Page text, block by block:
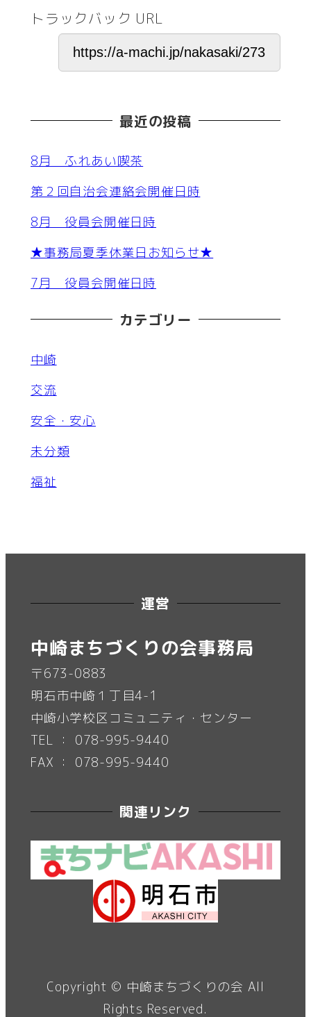
トラックバック URL
最近の投稿
8月 ふれあい喫茶
第２回自治会連絡会開催日時
8月 役員会開催日時
★事務局夏季休業日お知らせ★
7月 役員会開催日時
カテゴリー
中崎
交流
安全・安心
未分類
福祉
運営
中崎まちづくりの会事務局
〒673-0883
明石市中崎１丁目4-1
中崎小学校区コミュニティ・センター
TEL ： 078-995-9440
FAX ： 078-995-9440
関連リンク
Copyright © 中崎まちづくりの会 All
Rights Reserved.